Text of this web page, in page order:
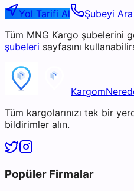
Yol Tarifi Al Şubeyi Ara
Tüm MNG Kargo şubelerini
şubeleri sayfasını
Tüm kargolarınızı tek bir
bildirimler alın.
Popüler Firmalar